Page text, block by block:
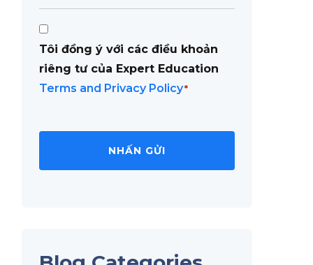
Consent
*
Tôi đồng ý với các điều khoản
riêng tư của Expert Education
Terms and Privacy Policy*